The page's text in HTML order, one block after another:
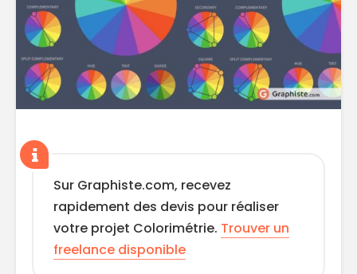
Sur Graphiste.com, recevez
rapidement des devis pour réaliser
votre projet Colorimétrie. Trouver un
freelance disponible